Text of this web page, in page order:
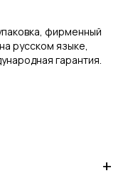
фирменный
русском языке,
гарантия.
+